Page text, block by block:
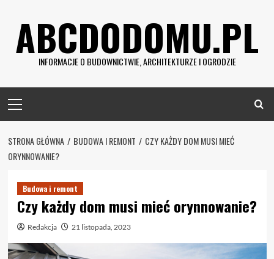
contentABCDODOMU.PL
INFORMACJE O BUDOWNICTWIE, ARCHITEKTURZE I OGRODZIE
Menu
STRONA GŁÓWNA BUDOWA I REMONT
CZY KAŻDY DOM MUSI MIEĆ
ORYNNOWANIE?
Budowa i remont
Czy każdy dom musi mieć orynnowanie?
Redakcja 21 listopada, 2023